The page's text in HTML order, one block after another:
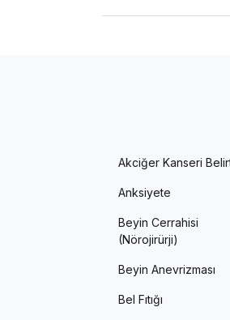
Akciğer Kanseri
Anksiyete
Beyin Cerrahisi
(Nörojirürji)
Beyin Anevrizması
Bel Fıtığı